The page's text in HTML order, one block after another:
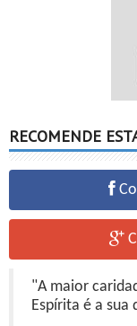
RECOMENDE
"A maior
Espírita é a sua